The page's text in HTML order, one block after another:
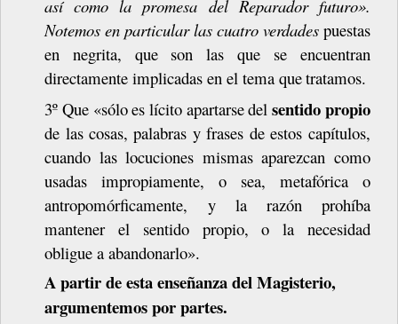
así como la promesa del Reparador futuro».
Notemos en particular las cuatro verdades puestas
en
negrita, que son las que se encuentran
directamente implicadas en el tema quetratamos.
3º Que «sóloes lícito apartarsedel sentidopropio
de las cosas, palabras y frases de estos capítulos,
cuando las locuciones mismas aparezcan como
usadas impropiamente, o sea, metafórica o
antropomórficamente, y la razón prohíba
mantener el sentido propio, o la necesidad
obligue a abandonarlo».
A partir de esta enseñanza del Magisterio,
argumentemos por partes.